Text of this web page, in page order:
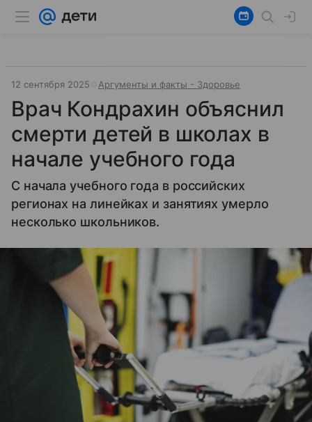
12 сентября 2025 Аргументы и факты - Здоровье
Врач Кондрахин объяснил
смерти детей в школах в
начале учебного года
С начала учебного года в российских
регионах на линейках и занятиях умерло
несколько школьников.